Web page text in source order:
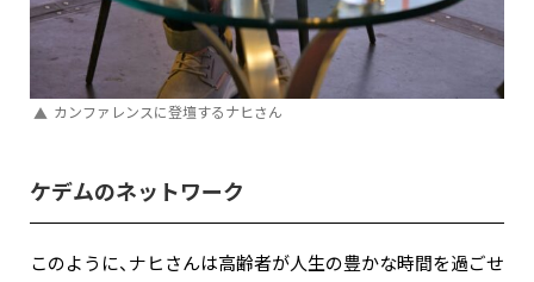
カンファレンスに登壇するナヒさん
ケデムのネットワーク
このように、ナヒさんは高齢者が人生の豊かな時間を過ごせ